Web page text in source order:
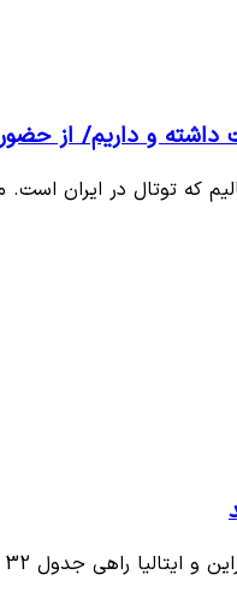
که توتال در ایران
مسابقات شمشیربازی قهرمانی جهان شد…